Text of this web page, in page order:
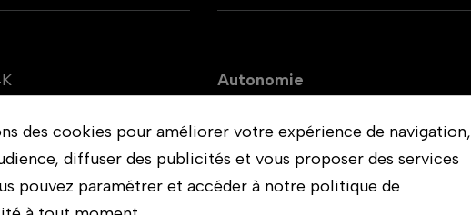
Autonomie
: 57,3 × 29,5 ×
mm | Module de
des cookies pour améliorer votre expérience de navigation,
diffuser des publicités et vous proposer des services
pouvez paramétrer et accéder à notre politique de